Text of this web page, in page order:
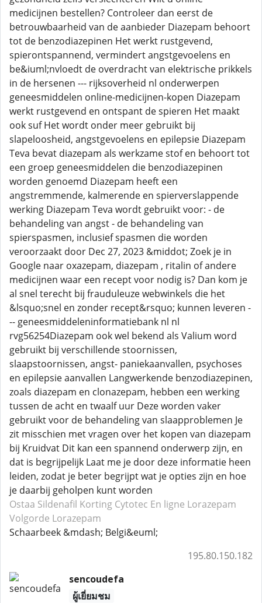
medicijnen bestellen? Controleer dan eerst de
betrouwbaarheid van de aanbieder Diazepam behoort
tot de benzodiazepinen Het werkt rustgevend,
spierontspannend, vermindert angstgevoelens en
be&iuml;nvloedt de overdracht van elektrische prikkels
in de hersenen --- rijksoverheid nl onderwerpen
geneesmiddelen online-medicijnen-kopen Diazepam
werkt rustgevend en ontspant de spieren Het maakt
ook suf Het wordt onder meer gebruikt bij
slapeloosheid, angstgevoelens en epilepsie Diazepam
Teva bevat diazepam als werkzame stof en behoort tot
een groep geneesmiddelen die benzodiazepinen
worden genoemd Diazepam heeft een
angstremmende, kalmerende en spierverslappende
werking Diazepam Teva wordt gebruikt voor: - de
behandeling van angst - de behandeling van
spierspasmen, inclusief spasmen die worden
veroorzaakt door Dec 27, 2023 &middot; Zoek je in
Google naar oxazepam, diazepam , ritalin of andere
medicijnen waar een recept voor nodig is? Dan kom je
al snel terecht bij frauduleuze webwinkels die het
&lsquo;snel en zonder recept&rsquo; kunnen leveren -
-- geneesmiddeleninformatiebank nl nl
rvg56254Diazepam ook wel bekend als Valium word
gebruikt bij verschillende stoornissen,
slaapstoornissen, angst- paniekaanvallen, psychoses
en epilepsie aanvallen Langwerkende benzodiazepinen,
zoals diazepam en clonazepam, hebben een werking
tussen de acht en twaalf uur Deze worden vaker
gebruikt voor de behandeling van slaapproblemen Je
zit misschien met vragen over het kopen van diazepam
bij Kruidvat Dit kan een spannend onderwerp zijn, en
dat is begrijpelijk Laat me je door deze informatie heen
leiden, zodat je beter begrijpt wat je opties zijn en hoe
je daarbij geholpen kunt worden
Ostaa Sildenafil Korting Cytotec En ligne Lorazepam
Volgorde Lorazepam
Schaarbeek &mdash; Belgi&euml;
195.80.150.182
sencoudefa
ผู้เยี่ยมชม